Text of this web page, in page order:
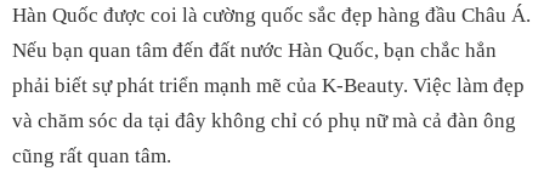
Hàn Quốc được coi là cường quốc sắc đẹp hàng đầu Châu Á.
Nếu bạn quan tâm đến đất nước Hàn Quốc, bạn chắc hẳn
phải biết sự phát triển mạnh mẽ của K-Beauty. Việc làm đẹp
và chăm sóc da tại đây không chỉ có phụ nữ mà cả đàn ông
cũng rất quan tâm.